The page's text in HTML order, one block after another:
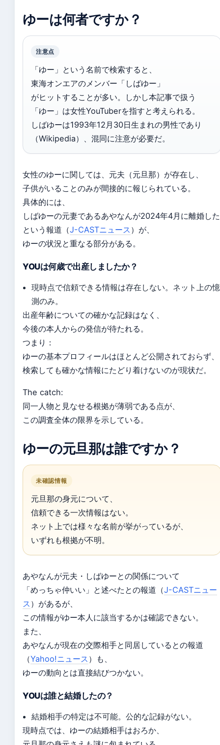
ゆーは何者ですか？
注意点
「ゆー」という名前で検索すると、
東海オンエアのメンバー「しばゆー」
がヒットすることが多い。しかし本記事で扱う
「ゆー」は女性YouTuberを指すと考えられる。
しばゆーは1993年12月30日生まれの男性であり
（Wikipedia）、混同に注意が必要だ。
女性のゆーに関しては、元夫（元旦那）が存在し、
子供がいることのみが間接的に報じられている。
具体的には、
しばゆーの元妻であるあやなんが2024年4月に離婚した
という報道（J-CASTニュース ）が、
ゆーの状況と重なる部分がある。
YOUは何歳で出産しましたか？
現時点で信頼できる情報は存在しない。ネット上の憶
測のみ。
出産年齢についての確かな記録はなく、
今後の本人からの発信が待たれる。
つまり：
ゆーの基本プロフィールはほとんど公開されておらず、
検索しても確かな情報にたどり着けないのが現状だ。
The catch:
同一人物と見なせる根拠が薄弱である点が、
この調査全体の限界を示している。
ゆーの元旦那は誰ですか？
未確認情報
元旦那の身元について、
信頼できる一次情報はない。
ネット上では様々な名前が挙がっているが、
いずれも根拠が不明。
あやなんが元夫・しばゆーとの関係について
「めっちゃ仲いい」と述べたとの報道（J-CASTニュー
ス ）があるが、
この情報がゆー本人に該当するかは確認できない。
また、
あやなんが現在の交際相手と同居しているとの報道
（Yahoo!ニュース ）も、
ゆーの動向とは直接結びつかない。
YOUは誰と結婚したの？
結婚相手の特定は不可能。公的な記録がない。
現時点では、ゆーの結婚相手はおろか、